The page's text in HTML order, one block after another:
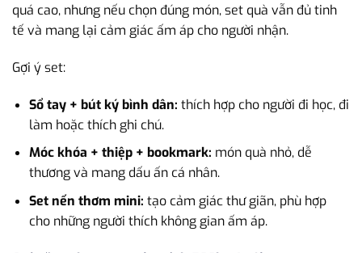
quá cao, nhưng nếu chọn đúng món, set quà vẫn đủ tinh
tế và mang lại cảm giác ấm áp cho người nhận.
Gợi ý set:
Sổ tay + bút ký bình dân: thích hợp cho người đi học, đi
làm hoặc thích ghi chú.
Móc khóa + thiệp + bookmark: món quà nhỏ, dễ
thương và mang dấu ấn cá nhân.
Set nến thơm mini: tạo cảm giác thư giãn, phù hợp
cho những người thích không gian ấm áp.